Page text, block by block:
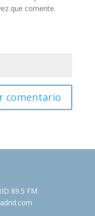
que comente.
89.5 FM